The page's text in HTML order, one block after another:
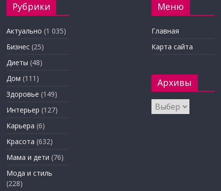
Рубрики
Актуально (1 035)
Бизнес (25)
Диеты (48)
Дом (111)
Здоровье (149)
Интерьер (127)
Карьера (6)
Красота (632)
Мама и дети (76)
Мода и стиль
(228)
Меню
Главная
Карта сайта
Архивы
Архивы